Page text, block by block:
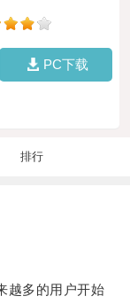
PC下载
排行
多的用户开始